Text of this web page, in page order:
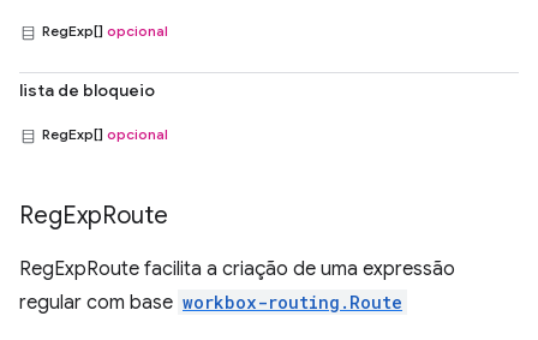
RegExp[] opcional
lista de bloqueio
RegExp[] opcional
RegExpRoute
RegExpRoute facilita a criação de uma expressão
regular com base workbox-routing.Route